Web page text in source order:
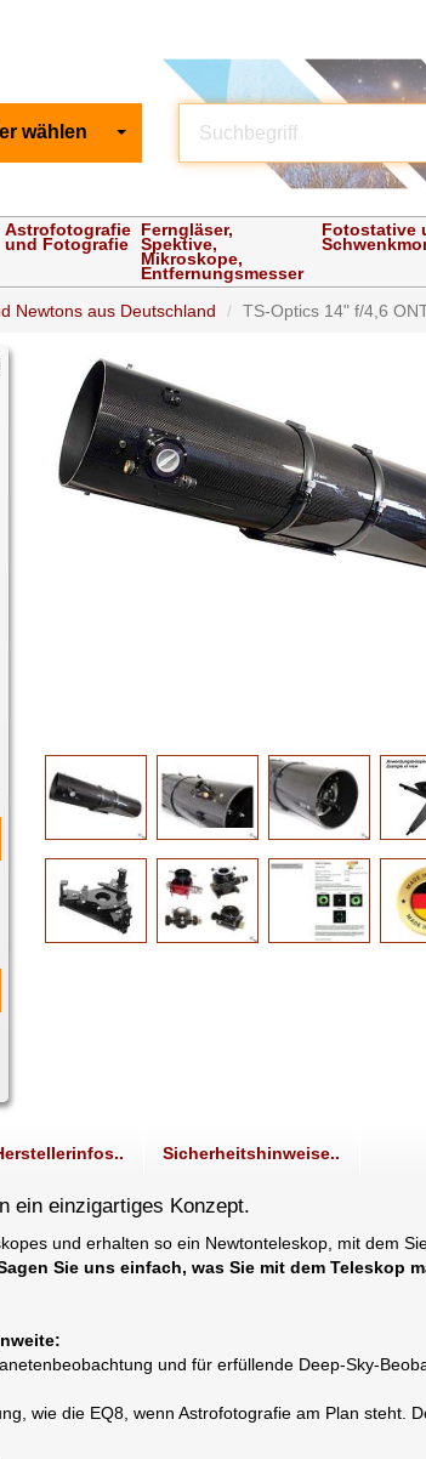
wählen
Astrofotografie
und Fotografie
Ferngläser,
Spektive,
Mikroskope,
Entfernungsmesser
Fotostative
Newtons aus Deutschland TS-Optics 14" f/4,6
Sicherheitshinweise..
ein einzigartiges Konzept.
und erhalten so ein Newtonteleskop, mit dem
Sie uns einfach, was Sie mit dem Teleskop
und für erfüllende Deep-Sky-
wie die EQ8, wenn Astrofotografie am Plan steht.